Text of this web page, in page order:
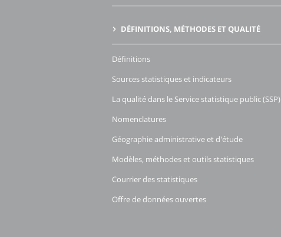
DÉFINITIONS, MÉTHODES ET QUALITÉ
Définitions
Sources statistiques et indicateurs
La qualité dans le Service statistique public (SSP)
Nomenclatures
Géographie administrative et d'étude
Modèles, méthodes et outils statistiques
Courrier des statistiques
Offre de données ouvertes